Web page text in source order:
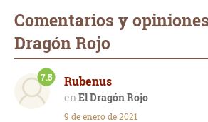
Comentarios y
Dragón Rojo
Rubenus
El Dragón Rojo
7.5
9 de enero de 2021